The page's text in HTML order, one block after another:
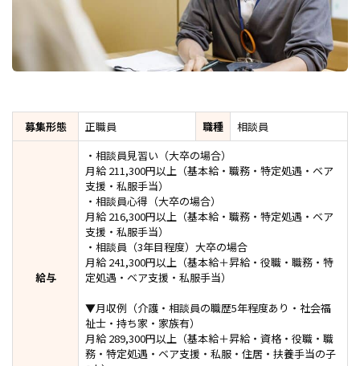
募集形態 正職員 職種 相談員
給与
・相談員見習い（大卒の場合）
月給 211,300円以上（基本給・職務・特定処遇・ベア
支援・私服手当）
・相談員心得（大卒の場合）
月給 216,300円以上（基本給・職務・特定処遇・ベア
支援・私服手当）
・相談員（3年目程度）大卒の場合
月給 241,300円以上（基本給＋昇給・役職・職務・特
定処遇・ベア支援・私服手当）
▼月収例（介護・相談員の職歴5年程度あり・社会福
祉士・持ち家・家族有）
月給 289,300円以上（基本給＋昇給・資格・役職・職
務・特定処遇・ベア支援・私服・住居・扶養手当の子